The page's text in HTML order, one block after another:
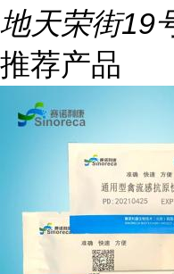
地天荣街19
推荐产品